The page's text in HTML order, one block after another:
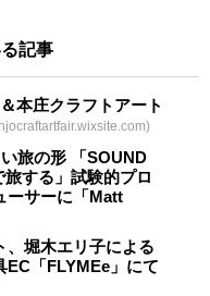
記事
本庄クラフトアート
旅の形 「SOUND
する」試験的プロ
ーサーに「Matt
、堀木エリ子による
EC「FLYMEe」にて